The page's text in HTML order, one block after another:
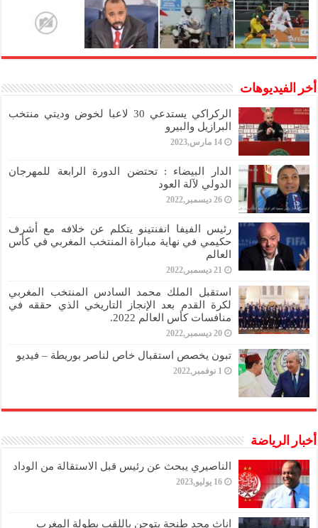
أخر الفيديوهات
الركراكي يستدعي 30 لاعبا لخوض وديتي منتخب
البرازيل والبيرو
14 مارس,2023
الدار البيضاء : تحتضن الدورة الرابعة للمهرجان
الدولي لآلة العود
26 ديسمبر,2022
رئيس الفيفا انفنتينو يتكلم عن خلافه مع أشرف
حكيمي في نهاية مباراة المنتخب المغربي في كأس
العالم
21 ديسمبر,2022
استقبل الملك محمد السادس المنتخب المغربي
لكرة القدم بعد الإنجاز التاريخي الذي حققه في
منافسات كأس العالم 2022.
20 ديسمبر,2022
تبون يخصص استقبال خاص لناصر بوريطة – فيديو
1 نوفمبر,2022
أخبار الرياضة
الناصيري يبحث عن رئيس قبل الاستقالة من الوداد
16 يوليو,2023
اناث مجد طنجة يتوجن باللقب بطولة المغرب